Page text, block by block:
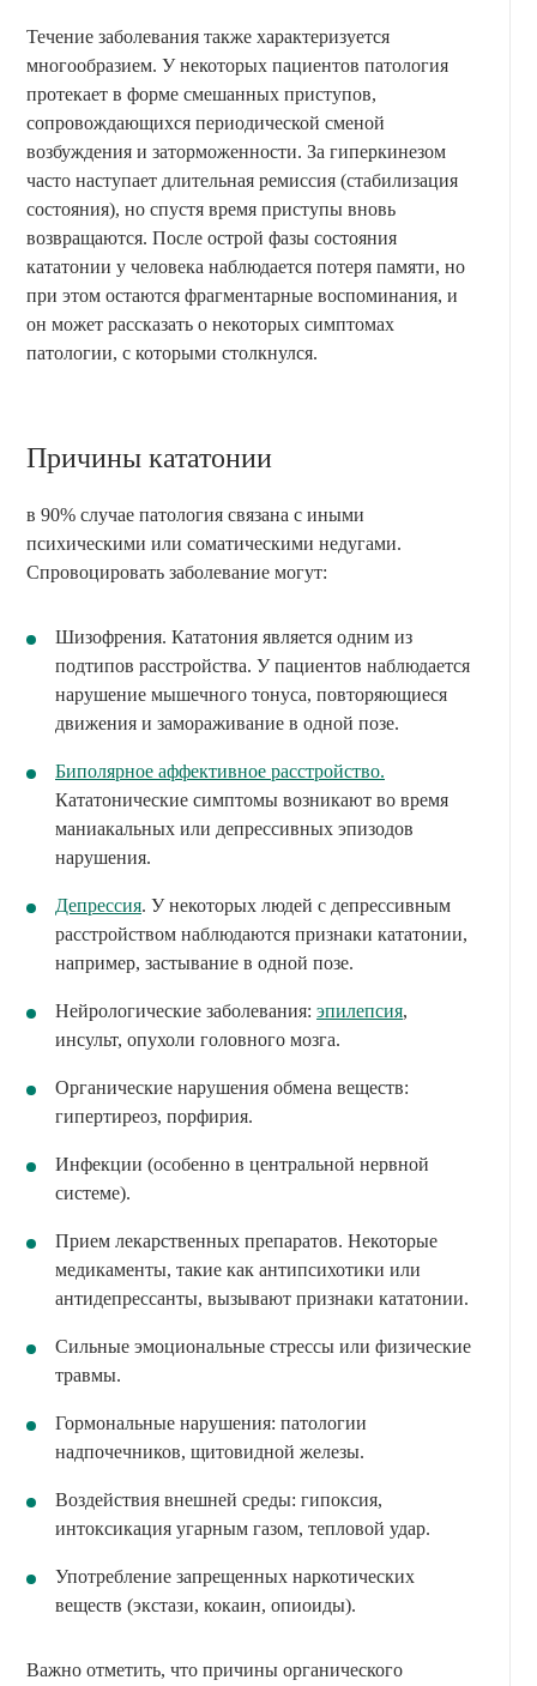
Течение заболевания также характеризуется
многообразием. У некоторых пациентов патология
протекает в форме смешанных приступов,
сопровождающихся периодической сменой
возбуждения и заторможенности. За гиперкинезом
часто наступает длительная ремиссия (стабилизация
состояния), но спустя время приступы вновь
возвращаются. После острой фазы состояния
кататонии у человека наблюдается потеря памяти, но
при этом остаются фрагментарные воспоминания, и
он может рассказать о некоторых симптомах
патологии, с которыми столкнулся.
Причины кататонии
в 90% случае патология связана с иными
психическими или соматическими недугами.
Спровоцировать заболевание могут:
Шизофрения. Кататония является одним из
подтипов расстройства. У пациентов наблюдается
нарушение мышечного тонуса, повторяющиеся
движения и замораживание в одной позе.
Биполярное аффективное расстройство.
Кататонические симптомы возникают во время
маниакальных или депрессивных эпизодов
нарушения.
Депрессия. У некоторых людей с депрессивным
расстройством наблюдаются признаки кататонии,
например, застывание в одной позе.
Нейрологические заболевания: эпилепсия,
инсульт, опухоли головного мозга.
Органические нарушения обмена веществ:
гипертиреоз, порфирия.
Инфекции (особенно в центральной нервной
системе).
Прием лекарственных препаратов. Некоторые
медикаменты, такие как антипсихотики или
антидепрессанты, вызывают признаки кататонии.
Сильные эмоциональные стрессы или физические
травмы.
Гормональные нарушения: патологии
надпочечников, щитовидной железы.
Воздействия внешней среды: гипоксия,
интоксикация угарным газом, тепловой удар.
Употребление запрещенных наркотических
веществ (экстази, кокаин, опиоиды).
Важно отметить, что причины органического